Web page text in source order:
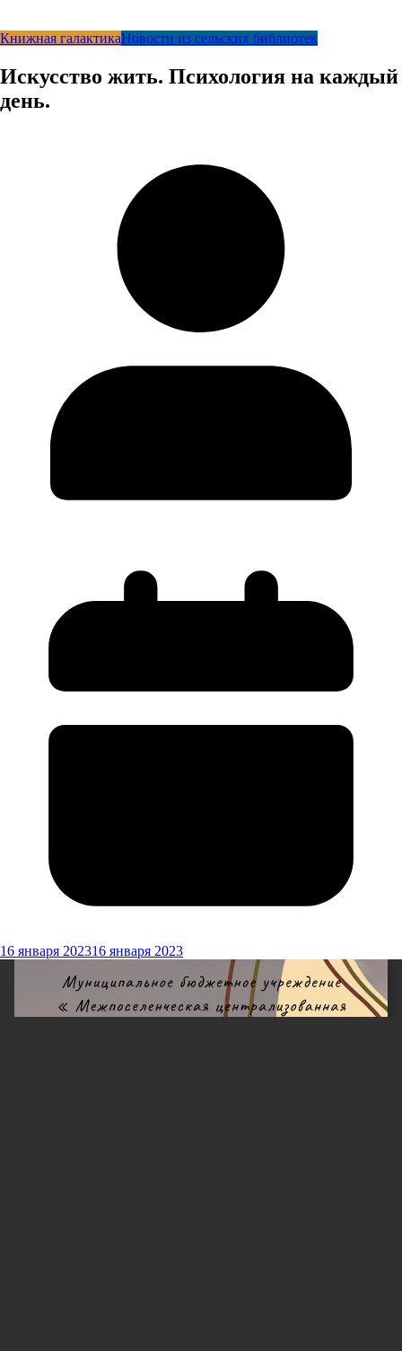
Книжная галактикаНовости из сельских библиотек
Искусство жить. Психология на каждый
день.
16 января 202316 января 2023